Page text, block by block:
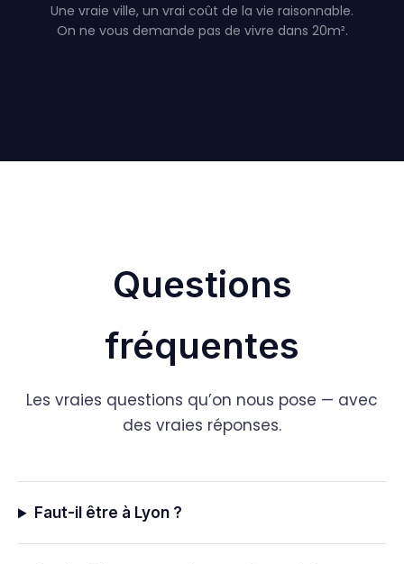
Une vraie ville, un vrai coût de la vie raisonnable.
On ne vous demande pas de vivre dans 20m².
Questions
fréquentes
Les vraies questions qu’on nous pose — avec
des vraies réponses.
Faut-il être à Lyon ?